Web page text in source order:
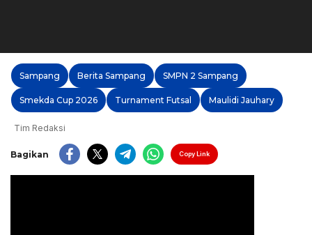
Sampang Berita Sampang SMPN 2 Sampang
Smekda Cup 2026 Turnament Futsal Maulidi Jauhary
Tim Redaksi
Bagikan Copy Link